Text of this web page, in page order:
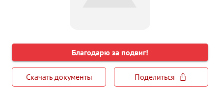
Благодарю за подвиг!
Скачать документы
Поделиться